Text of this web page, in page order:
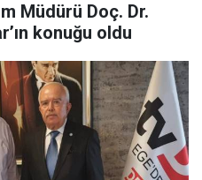
Müdürü Doç. Dr.
konuğu oldu